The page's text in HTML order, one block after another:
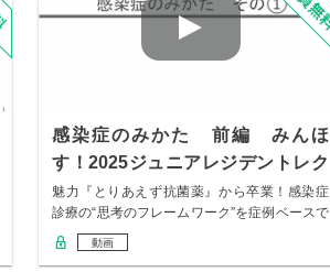
感染症のみかた 前編 みんほ
す！2025ジュニアレジデントレク
チャー
魅力『とりあえず抗菌薬』から卒業！感染症
診療の“思考のフレームワーク”を症例ベースで
学べる…
動画